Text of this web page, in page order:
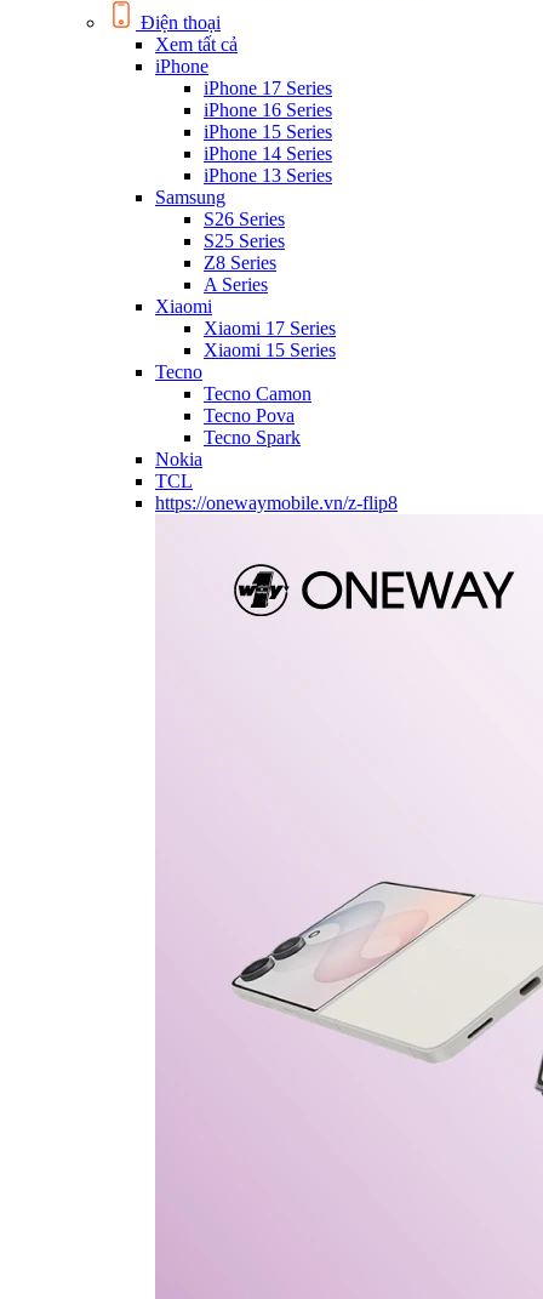
Điện thoại
Xem tất cả
iPhone
iPhone 17 Series
iPhone 16 Series
iPhone 15 Series
iPhone 14 Series
iPhone 13 Series
Samsung
S26 Series
S25 Series
Z8 Series
A Series
Xiaomi
Xiaomi 17 Series
Xiaomi 15 Series
Tecno
Tecno Camon
Tecno Pova
Tecno Spark
Nokia
TCL
https://onewaymobile.vn/z-flip8